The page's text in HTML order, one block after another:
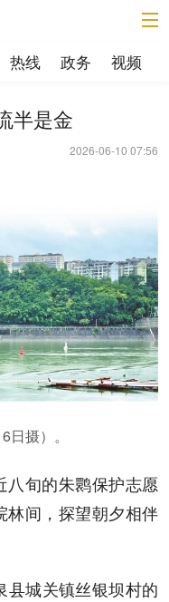
热线 政务 视频
半是金
2026-06-10 07:56
摄）。
旬的朱鹮保护志愿
林间，探望朝夕相伴
县城关镇丝银坝村的